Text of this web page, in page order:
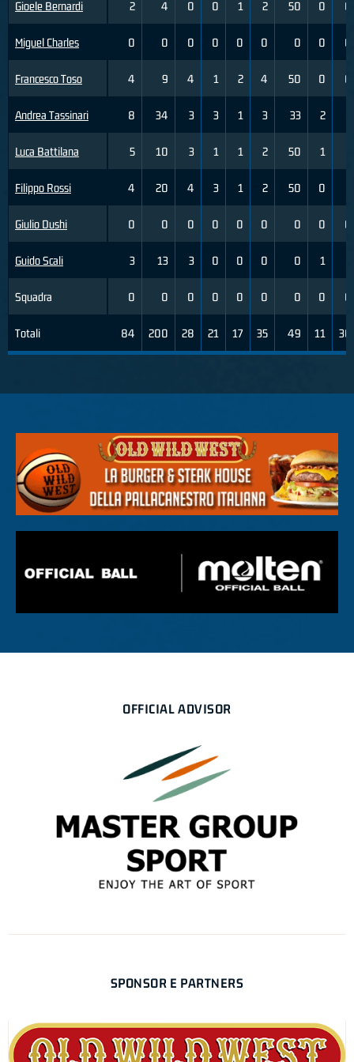
Gioele Bernardi
Miguel Charles
Francesco Toso
Andrea Tassinari
Luca Battilana
Filippo Rossi
Giulio Dushi
Guido Scali
Squadra
Totali
2 4 0 0 1 2 50 0 0
0 0 0 0 0 0 0 0 0
4 9 4 1 2 4 50 0 0
8 34 3 3 1 3 33 2
5 10 3 1 1 2 50 1
4 20 4 3 1 2 50 0
0 0 0 0 0 0 0 0 0
3 13 3 0 0 0 0 1
0 0 0 0 0 0 0 0 0
84 200 28 21 17 35 49 11 30
OFFICIAL ADVISOR
SPONSOR E PARTNERS